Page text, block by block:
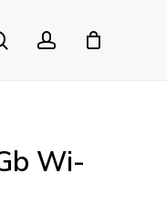
searchaccount
Wi-